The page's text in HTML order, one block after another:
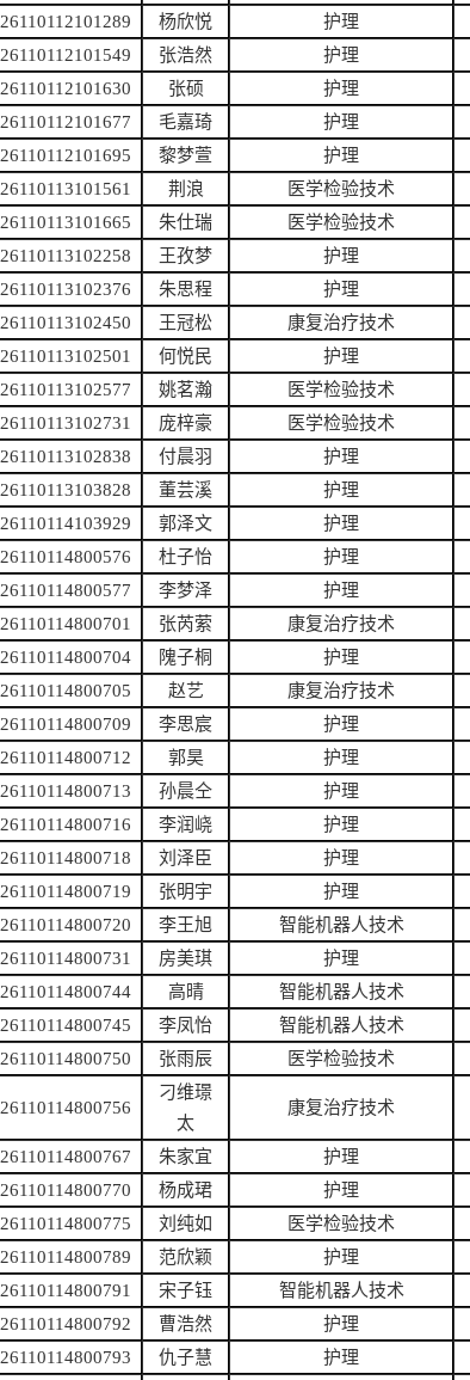
26110112101289
杨欣悦 护理
26110112101549
张浩然 护理
26110112101630
张硕 护理
26110112101677
毛嘉琦 护理
26110112101695
黎梦萱 护理
26110113101561
荆浪 医学检验技术
26110113101665
朱仕瑞 医学检验技术
26110113102258
王孜梦 护理
26110113102376
朱思程 护理
26110113102450
王冠松 康复治疗技术
26110113102501
何悦民 护理
26110113102577
姚茗瀚 医学检验技术
26110113102731
庞梓豪 医学检验技术
26110113102838
付晨羽 护理
26110113103828
董芸溪 护理
26110114103929
郭泽文 护理
26110114800576
杜子怡 护理
26110114800577
李梦泽 护理
26110114800701
张芮萦 康复治疗技术
26110114800704
隗子桐 护理
26110114800705
赵艺 康复治疗技术
26110114800709
李思宸 护理
26110114800712
郭昊 护理
26110114800713
孙晨仝 护理
26110114800716
李润峣 护理
26110114800718
刘泽臣 护理
26110114800719
张明宇 护理
26110114800720
李王旭 智能机器人技术
26110114800731
房美琪 护理
26110114800744
高晴 智能机器人技术
26110114800745
李凤怡 智能机器人技术
26110114800750
张雨辰 医学检验技术
26110114800756
刁维璟
太
康复治疗技术
26110114800767 朱家宜 护理
26110114800770
杨成珺 护理
26110114800775
刘纯如 医学检验技术
26110114800789
范欣颖 护理
26110114800791
宋子钰 智能机器人技术
26110114800792
曹浩然 护理
26110114800793
仇子慧 护理